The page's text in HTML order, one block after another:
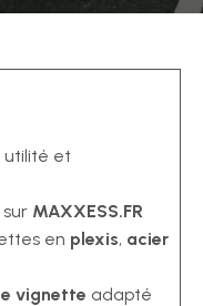
utilité et
MAXXESS.FR
en plexis, acier
vignette adapté